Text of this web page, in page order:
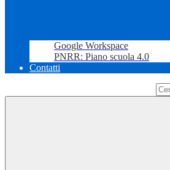
Google Workspace
PNRR: Piano scuola 4.0
Contatti